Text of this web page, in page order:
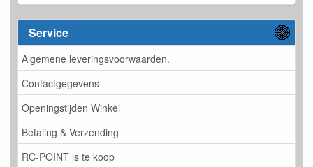
Service
Algemene leveringsvoorwaarden.
Contactgegevens
Openingstijden Winkel
Betaling & Verzending
RC-POINT is te koop